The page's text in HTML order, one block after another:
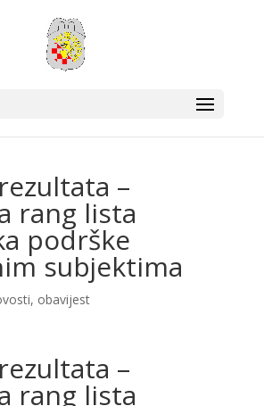
–
rang lista
podrške
subjektima
, obavijest
–
rang lista